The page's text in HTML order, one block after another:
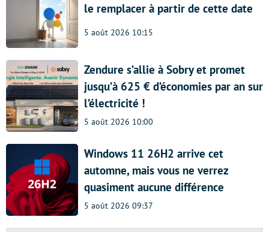
le remplacer à partir de cette date
5 août 2026 10:15
Zendure s’allie à Sobry et promet
jusqu’à 625 € d’économies par an sur
l’électricité !
5 août 2026 10:00
Windows 11 26H2 arrive cet
automne, mais vous ne verrez
quasiment aucune différence
5 août 2026 09:37